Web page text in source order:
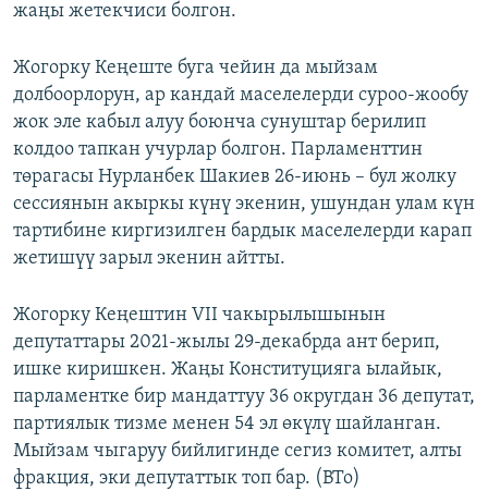
жаңы жетекчиси болгон.
Жогорку Кеңеште буга чейин да мыйзам
долбоорлорун, ар кандай маселелерди суроо-жообу
жок эле кабыл алуу боюнча сунуштар берилип
колдоо тапкан учурлар болгон. Парламенттин
төрагасы Нурланбек Шакиев 26-июнь – бул жолку
сессиянын акыркы күнү экенин, ушундан улам күн
тартибине киргизилген бардык маселелерди карап
жетишүү зарыл экенин айтты.
Жогорку Кеңештин VII чакырылышынын
депутаттары 2021-жылы 29-декабрда ант берип,
ишке киришкен. Жаңы Конституцияга ылайык,
парламентке бир мандаттуу 36 округдан 36 депутат,
партиялык тизме менен 54 эл өкүлү шайланган.
Мыйзам чыгаруу бийлигинде сегиз комитет, алты
фракция, эки депутаттык топ бар. (BTo)